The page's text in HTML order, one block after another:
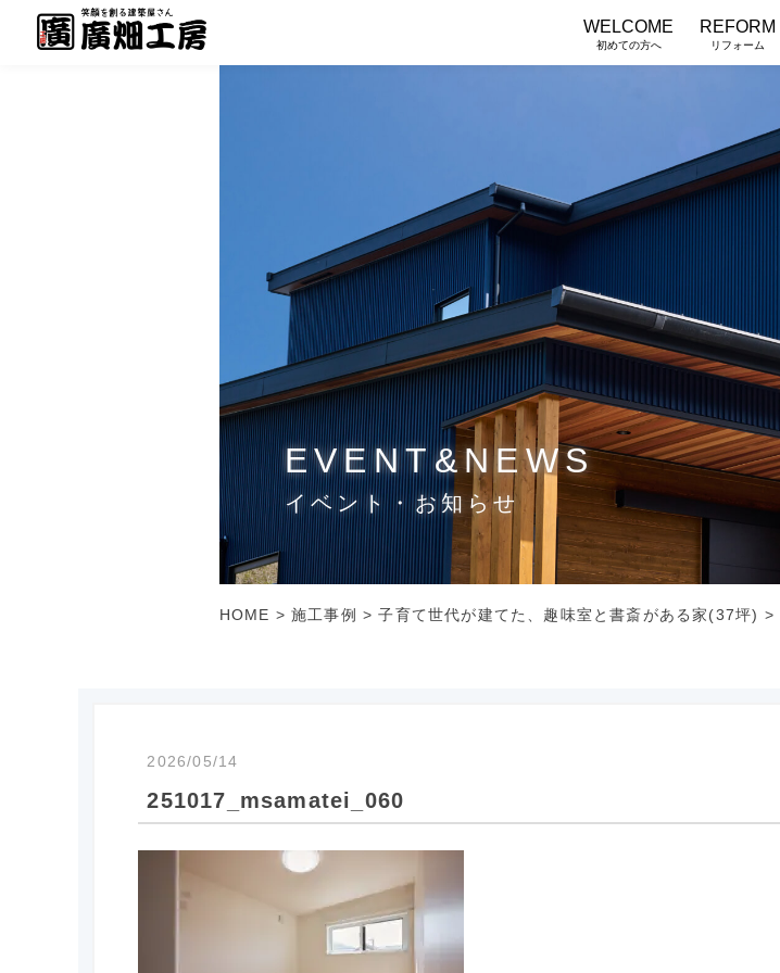
WELCOME
初めての方へ
REFORM
リフォーム
EVENT&NEWS
イベント・お知らせ
HOME >施工事例 >子育て世代が建てた、趣味室と書斎がある家(37坪) >
251017_msamatei_060
2026/05/14